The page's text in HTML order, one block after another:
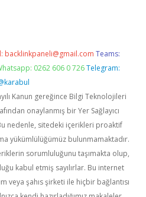
backlinkpaneli@gmail.com Teams:
0262 606 0 726 Telegram:
Kanun gereğince Bilgi Teknolojileri
onaylanmış bir Yer Sağlayıcı
nedenle, sitedeki içerikleri proaktif
yükümlülüğümüz bulunmamaktadır.
sorumluluğunu taşımakta olup,
kabul etmiş sayılırlar. Bu internet
veya şahıs şirketi ile hiçbir bağlantısı